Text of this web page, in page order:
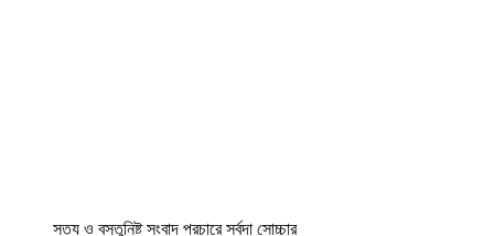
সত্য ও বস্তুনিষ্ট সংবাদ প্রচারে সর্বদা সোচ্চার